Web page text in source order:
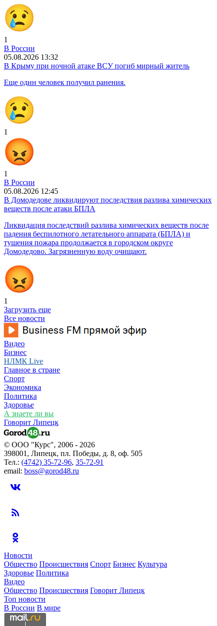
1
В России
05.08.2026 13:32
В Крыму при ночной атаке ВСУ погиб мирный житель
Еще один человек получил ранения.
1
1
В России
05.08.2026 12:45
В Домодедове ликвидируют последствия разлива химических
веществ после атаки БПЛА
Ликвидация последствий разлива химических веществ после
падения беспилотного летательного аппарата (БПЛА) и
тушения пожара продолжается в городском округе
Домодедово. Загрязненную воду очищают.
1
Загрузить еще
Все новости
Видео
Бизнес
НЛМК Live
Главное в стране
Спорт
Экономика
Политика
Здоровье
А знаете ли вы
Говорит Липецк
© ООО "Курс", 2006 - 2026
398001, Липецк, пл. Победы, д. 8, оф. 505
Тел.: (4742) 35-72-96, 35-72-91
email: boss@gorod48.ru
Новости
Общество Происшествия Спорт Бизнес Культура
Здоровье Политика
Видео
Общество Происшествия Говорит Липецк
Топ новости
В России В мире